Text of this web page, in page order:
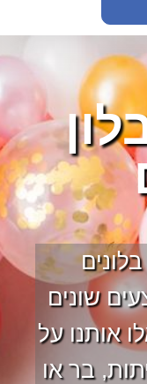
שונים
אותנו על
בר או